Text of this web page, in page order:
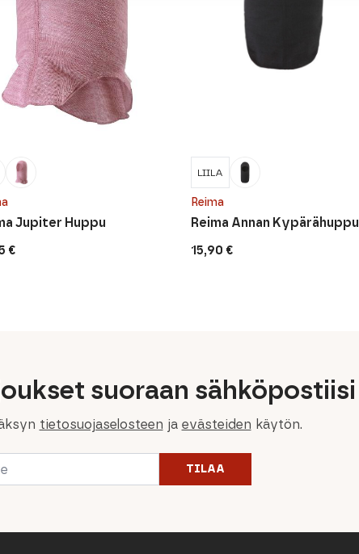
€
Jupiter Huppu
Reima
15,90 €
Reima Annan Kypärähuppu
LIILA
suoraan sähköpostiisi
tietosuojaselosteen ja evästeiden käytön.
TILAA